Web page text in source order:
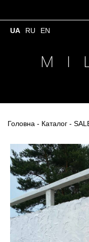
UA RU EN
M I
Головна - Каталог -